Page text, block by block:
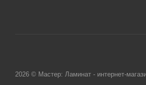
2026 © Мастер: Ламинат - интернет-